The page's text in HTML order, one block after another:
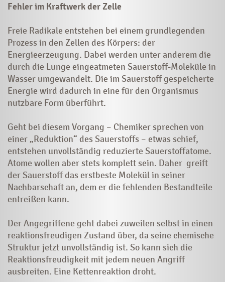
Fehler im Kraftwerk der Zelle
Freie Radikale entstehen bei einem grundlegenden
Prozess in den Zellen des Körpers: der
Energieerzeugung. Dabei werden unter anderem die
durch die Lunge eingeatmeten Sauerstoff-Moleküle in
Wasser umgewandelt. Die im Sauerstoff gespeicherte
Energie wird dadurch in eine für den Organismus
nutzbare Form überführt.
Geht bei diesem Vorgang – Chemiker sprechen von
einer „Reduktion“ des Sauerstoffs – etwas schief,
entstehen unvollständig reduzierte Sauerstoffatome.
Atome wollen aber stets komplett sein. Daher greift
der Sauerstoff das erstbeste Molekül in seiner
Nachbarschaft an, dem er die fehlenden Bestandteile
entreißen kann.
Der Angegriffene geht dabei zuweilen selbst in einen
reaktionsfreudigen Zustand über, da seine chemische
Struktur jetzt unvollständig ist. So kann sich die
Reaktionsfreudigkeit mit jedem neuen Angriff
ausbreiten. Eine Kettenreaktion droht.